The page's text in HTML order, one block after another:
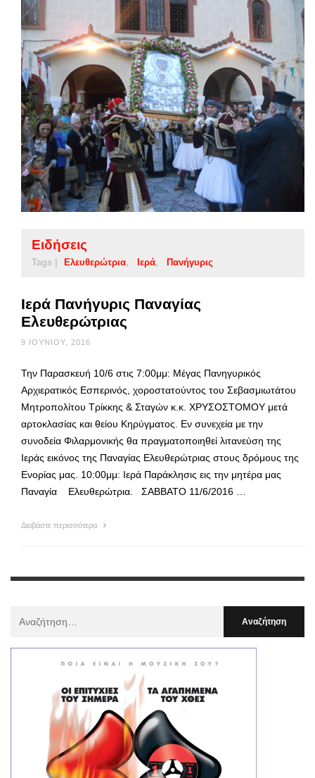
Ειδήσεις
Tags | Ελευθερώτρια Ιερά Πανήγυρις
Ιερά Πανήγυρις Παναγίας
Ελευθερώτριας
9 ΙΟΥΝΊΟΥ, 2016
Την Παρασκευή 10/6 στις 7:00μμ: Μέγας Πανηγυρικός
Αρχιερατικός Εσπερινός, χοροστατούντος του Σεβασμιωτάτου
Μητροπολίτου Τρίκκης & Σταγών κ.κ. ΧΡΥΣΟΣΤΟΜΟΥ μετά
αρτοκλασίας και θείου Κηρύγματος. Εν συνεχεία με την
συνοδεία Φιλαρμονικής θα πραγματοποιηθεί λιτανεύση της
Ιεράς εικόνος της Παναγίας Ελευθερώτριας στους δρόμους της
Ενορίας μας. 10:00μμ: Ιερά Παράκλησις εις την μητέρα μας
Παναγία Ελευθερώτρια. ΣΑΒΒΑΤΟ 11/6/2016 …
Διαβάστε περισσότερα
: